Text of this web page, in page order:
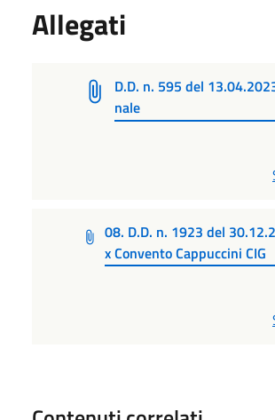
Allegati
D.D. n. 595 del
nale
08. D.D. n. 1923 del
x Convento Cappuccini CIG